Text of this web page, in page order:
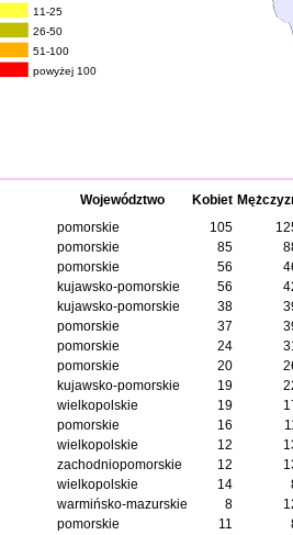
11-25
26-50
51-100
powyżej 100
Województwo Kobiet
pomorskie 105
pomorskie 85
pomorskie 56
kujawsko-pomorskie 56
kujawsko-pomorskie 38
pomorskie 37
pomorskie 24
pomorskie 20
kujawsko-pomorskie 19
wielkopolskie 19
pomorskie 16
wielkopolskie 12
zachodniopomorskie 12
wielkopolskie 14
warmińsko-mazurskie 8
pomorskie 11